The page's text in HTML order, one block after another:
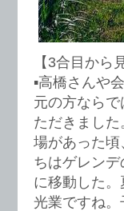
【3合目か
▪️高橋さんや
元の方なら
ただきまし
場があった頃
ちはゲレン
に移動した
光業ですね